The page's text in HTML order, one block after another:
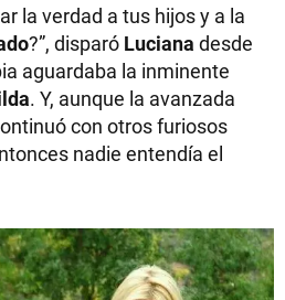
la verdad a tus hijos y a la
?”, disparó Luciana desde
aguardaba la inminente
. Y, aunque la avanzada
con otros furiosos
nadie entendía el